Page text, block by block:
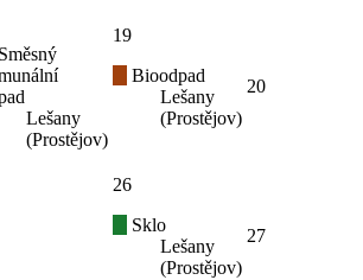
Směsný
Lešany
(Prostějov)
19
Bioodpad
Lešany
(Prostějov)
20
26
Sklo
Lešany
(Prostějov)
27